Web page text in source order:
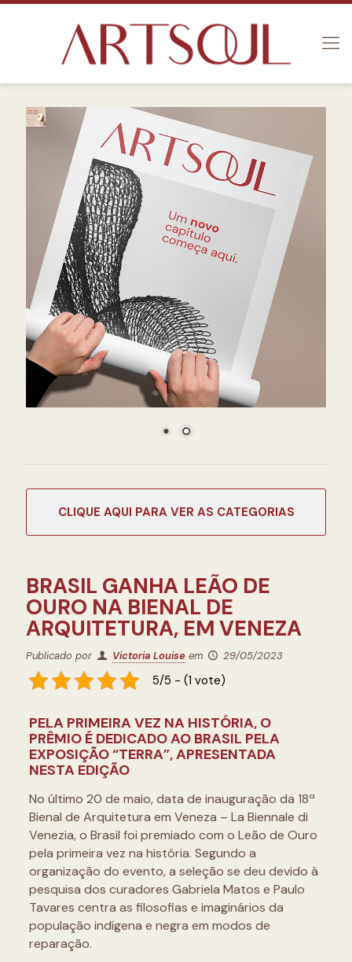
BRASIL GANHA LEÃO DE
OURO NA BIENAL DE
ARQUITETURA, EM VENEZA
Publicado por Victoria Louise em 29/05/2023
5/5 - (1 vote)
PELA PRIMEIRA VEZ NA HISTÓRIA, O
PRÊMIO É DEDICADO AO BRASIL PELA
EXPOSIÇÃO “TERRA”, APRESENTADA
NESTA EDIÇÃO
No último 20 de maio, data de inauguração da 18ª
Bienal de Arquitetura em Veneza – La Biennale di
Venezia, o Brasil foi premiado com o Leão de Ouro
pela primeira vez na história. Segundo a
organização do evento, a seleção se deu devido à
pesquisa dos curadores Gabriela Matos e Paulo
Tavares centra as filosofias e imaginários da
população indígena e negra em modos de
reparação.
CATEGORIAS